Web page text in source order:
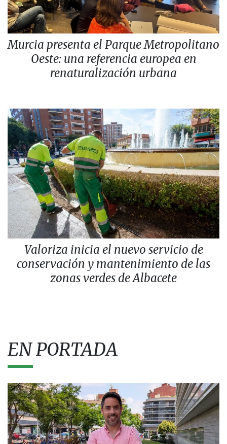
Murcia presenta el Parque Metropolitano
Oeste: una referencia europea en
renaturalización urbana
Valoriza inicia el nuevo servicio de
conservación y mantenimiento de las
zonas verdes de Albacete
EN PORTADA